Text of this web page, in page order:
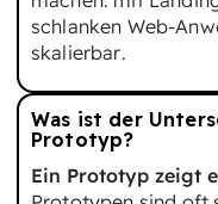
schlanken Web-
skalierbar.
Was ist der
Prototyp?
Ein Prototyp zeigt